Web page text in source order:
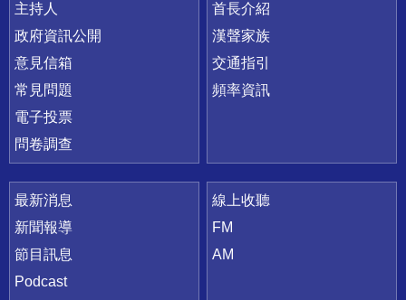
主持人
政府資訊公開
意見信箱
常見問題
電子投票
問卷調查
首長介紹
漢聲家族
交通指引
頻率資訊
最新消息
新聞報導
節目訊息
Podcast
線上收聽
FM
AM